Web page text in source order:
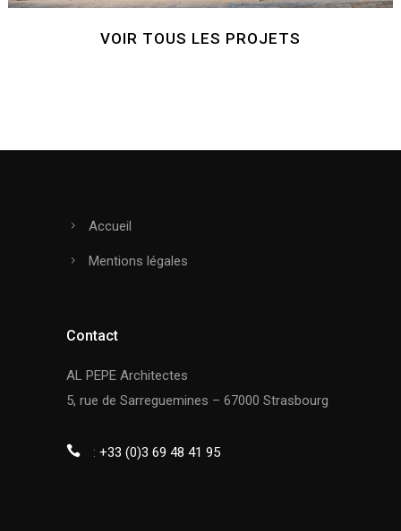
VOIR TOUS LES PROJETS
Accueil
Mentions légales
Contact
AL PEPE Architectes
5, rue de Sarreguemines – 67000 Strasbourg
: +33 (0)3 69 48 41 95